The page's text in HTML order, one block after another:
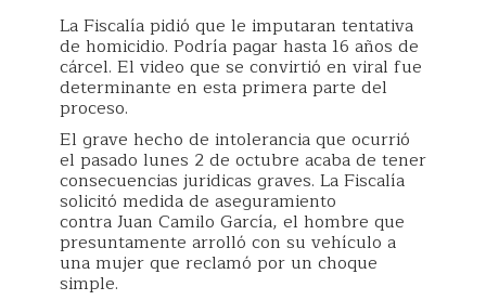
La Fiscalía pidió que le imputaran tentativa
de homicidio. Podría pagar hasta 16 años de
cárcel. El video que se convirtió en viral fue
determinante en esta primera parte del
proceso.
El grave hecho de intolerancia que ocurrió
el pasado lunes 2 de octubre acaba de tener
consecuencias juridicas graves. La Fiscalía
solicitó medida de aseguramiento
contra Juan Camilo García, el hombre que
presuntamente arrolló con su vehículo a
una mujer que reclamó por un choque
simple.